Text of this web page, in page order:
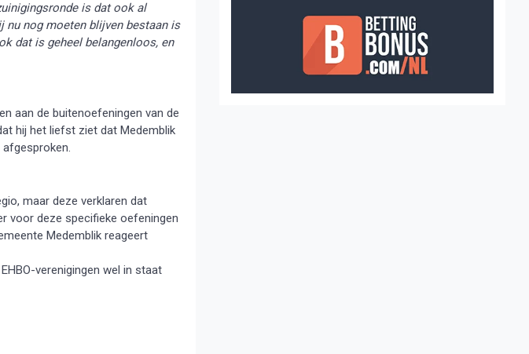
is dat ook al
nu nog moeten blijven bestaan is
dat is geheel belangenloos, en
aan de buitenoefeningen van de
hij het liefst ziet dat Medemblik
maar deze verklaren dat
voor deze specifieke oefeningen
Medemblik reageert
verenigingen wel in staat